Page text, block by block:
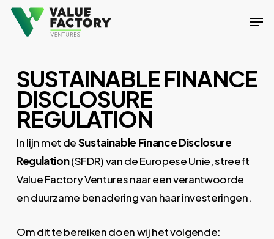
Skip
SUSTAINABLE FINANCE
DISCLOSURE
REGULATION
In lijn met deSustainable Finance Disclosure
Regulation(SFDR) van de Europese Unie, streeft
Value Factory Ventures naar een verantwoorde
en duurzame benadering van haar investeringen.
Om dit te bereiken doen wij het volgende: